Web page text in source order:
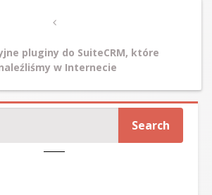
Previous
pluginy do SuiteCRM, które
w Internecie